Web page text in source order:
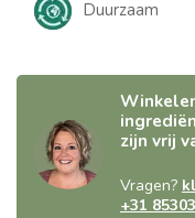
Duurzaam
zijn vrij
Vragen?
+31